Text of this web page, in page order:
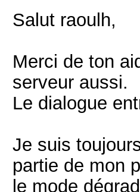
Salut raoulh,
Merci de ton
serveur aussi.
Le dialogue
Je suis
partie de mon
le mode